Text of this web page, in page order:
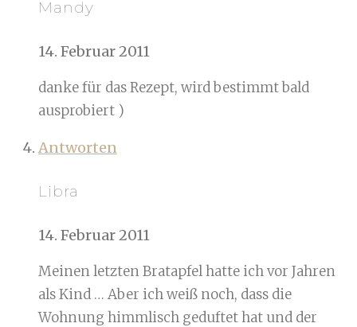
Mandy
14. Februar 2011
danke für das Rezept, wird bestimmt bald
ausprobiert )
Antworten
Libra
14. Februar 2011
Meinen letzten Bratapfel hatte ich vor Jahren
als Kind … Aber ich weiß noch, dass die
Wohnung himmlisch geduftet hat und der